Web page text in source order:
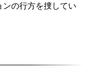
の行方を捜してい